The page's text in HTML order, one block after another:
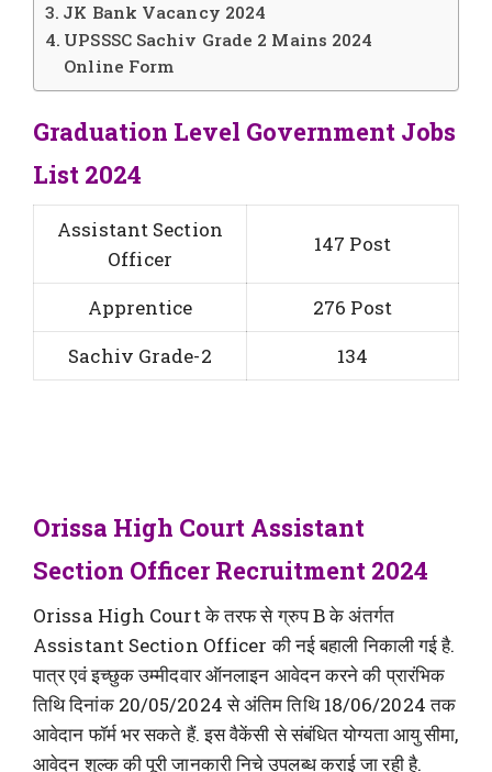
JK Bank Vacancy 2024
UPSSSC Sachiv Grade 2 Mains 2024
Online Form
Graduation Level Government Jobs
List 2024
Assistant Section
Officer
147 Post
Apprentice
276 Post
Sachiv Grade-2
134
Orissa High Court Assistant
Section Officer Recruitment 2024
Orissa High Court के तरफ से ग्रुप B के अंतर्गत
Assistant Section Officer की नई बहाली निकाली गई है.
पात्र एवं इच्छुक उम्मीदवार ऑनलाइन आवेदन करने की प्रारंभिक
तिथि दिनांक 20/05/2024 से अंतिम तिथि 18/06/2024 तक
आवेदान फॉर्म भर सकते हैं. इस वैकेंसी से संबंधित योग्यता आयु सीमा,
आवेदन शुल्क की पूरी जानकारी निचे उपलब्ध कराई जा रही है.